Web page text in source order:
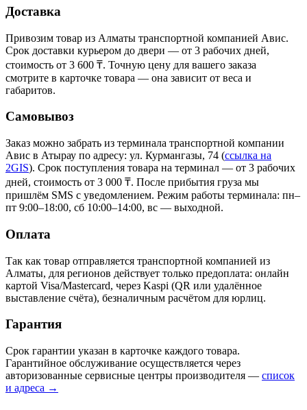
Доставка
Привозим товар из Алматы транспортной компанией Авис.
Срок доставки курьером до двери — от 3 рабочих дней,
стоимость от 3 600 ₸. Точную цену для вашего заказа
смотрите в карточке товара — она зависит от веса и
габаритов.
Самовывоз
Заказ можно забрать из терминала транспортной компании
Авис в Атырау по адресу: ул. Курмангазы, 74 (ссылка на
2GIS). Срок поступления товара на терминал — от 3 рабочих
дней, стоимость от 3 000 ₸. После прибытия груза мы
пришлём SMS с уведомлением. Режим работы терминала: пн–
пт 9:00–18:00, сб 10:00–14:00, вс — выходной.
Оплата
Так как товар отправляется транспортной компанией из
Алматы, для регионов действует только предоплата: онлайн
картой Visa/Mastercard, через Kaspi (QR или удалённое
выставление счёта), безналичным расчётом для юрлиц.
Гарантия
Срок гарантии указан в карточке каждого товара.
Гарантийное обслуживание осуществляется через
авторизованные сервисные центры производителя — список
и адреса →